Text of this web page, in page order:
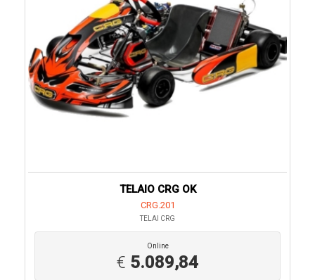
TELAIO CRG OK
CRG.201
TELAI CRG
Online
€ 5.089,84